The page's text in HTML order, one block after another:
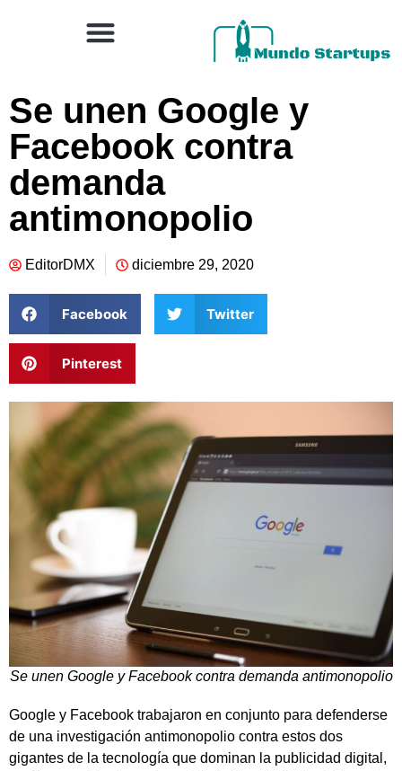
Se unen Google y
Facebook contra
demanda
antimonopolio
EditorDMX diciembre 29, 2020
Facebook Twitter
Pinterest
Se unen Google y Facebook contra demanda antimonopolio
Google y Facebook trabajaron en conjunto para defenderse
de una investigación antimonopolio contra estos dos
gigantes de la tecnología que dominan la publicidad digital,